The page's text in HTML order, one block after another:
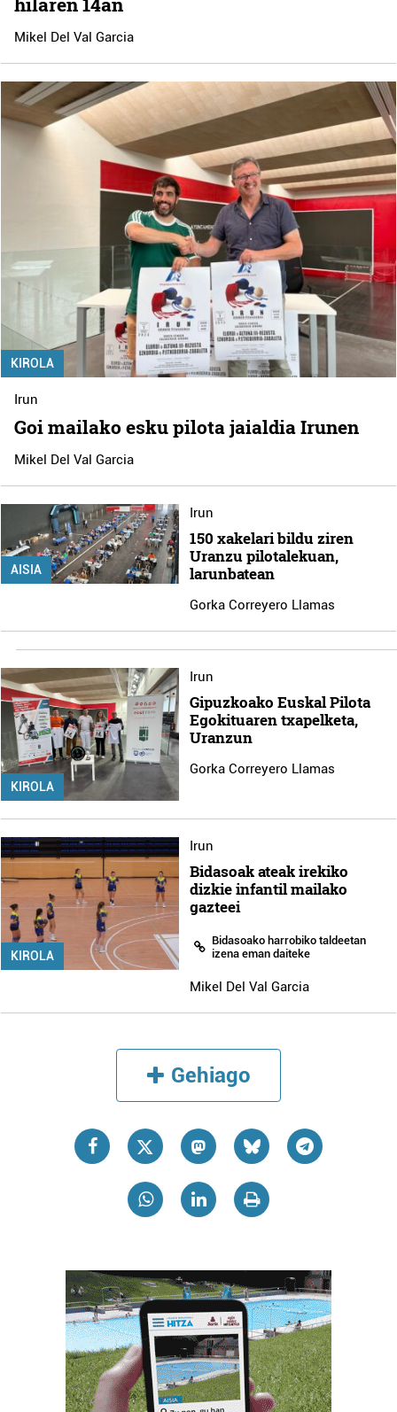
Mikel Del Val Garcia
KIROLA
Irun
Goi mailako esku pilota jaialdia Irunen
Mikel Del Val Garcia
AISIA
Irun
150 xakelari bildu ziren
Uranzu pilotalekuan,
larunbatean
Gorka Correyero Llamas
KIROLA
Irun
Gipuzkoako Euskal Pilota
Egokituaren txapelketa,
Uranzun
Gorka Correyero Llamas
KIROLA
Irun
Bidasoak ateak irekiko
dizkie infantil mailako
gazteei
Bidasoako harrobiko taldeetan
izena eman daiteke
Mikel Del Val Garcia
Gehiago